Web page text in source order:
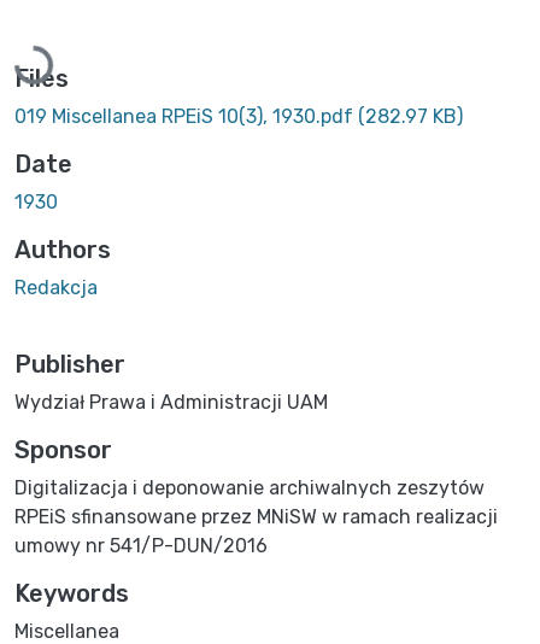
Loading...
Files
019 Miscellanea RPEiS 10(3), 1930.pdf (282.97 KB)
Date
1930
Authors
Redakcja
Publisher
Wydział Prawa i Administracji UAM
Sponsor
Digitalizacja i deponowanie archiwalnych zeszytów
RPEiS sfinansowane przez MNiSW w ramach realizacji
umowy nr 541/P-DUN/2016
Keywords
Miscellanea